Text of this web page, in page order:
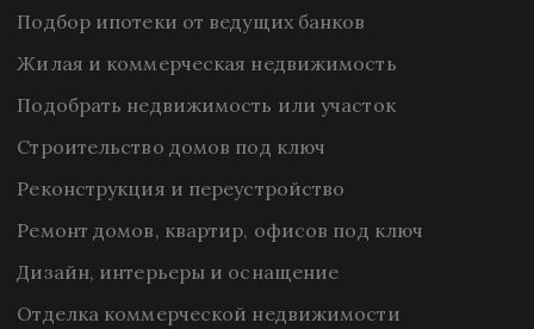
Подбор ипотеки от ведущих банков
Жилая и коммерческая недвижимость
Подобрать недвижимость или участок
Строительство домов под ключ
Реконструкция и переустройство
Ремонт домов, квартир, офисов под ключ
Дизайн, интерьеры и оснащение
Отделка коммерческой недвижимости